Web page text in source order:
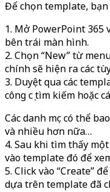
Để chọn template, bạn
1. Mở PowerPoint 365
bên trái màn hình.
2. Chọn “New” từ
chính sẽ hiện ra các
3. Duyệt qua các
công cụ tìm kiếm hoặc
Các danh mục có thể
và nhiều hơn nữa…
4. Sau khi tìm thấy
vào template đó để
5. Click vào “Create”
dựa trên template đã